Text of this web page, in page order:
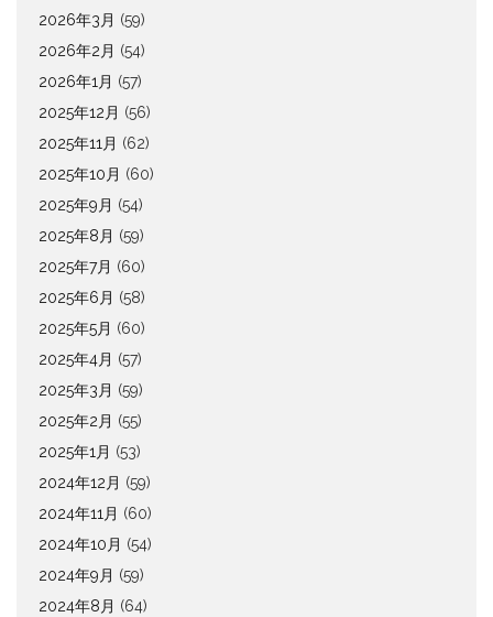
2026年3月 (59)
2026年2月 (54)
2026年1月 (57)
2025年12月 (56)
2025年11月 (62)
2025年10月 (60)
2025年9月 (54)
2025年8月 (59)
2025年7月 (60)
2025年6月 (58)
2025年5月 (60)
2025年4月 (57)
2025年3月 (59)
2025年2月 (55)
2025年1月 (53)
2024年12月 (59)
2024年11月 (60)
2024年10月 (54)
2024年9月 (59)
2024年8月 (64)